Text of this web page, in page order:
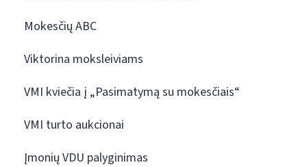
Mokesčių ABC
Viktorina moksleiviams
VMI kviečia į „Pasimatymą su mokesčiais“
VMI turto aukcionai
Įmonių VDU palyginimas